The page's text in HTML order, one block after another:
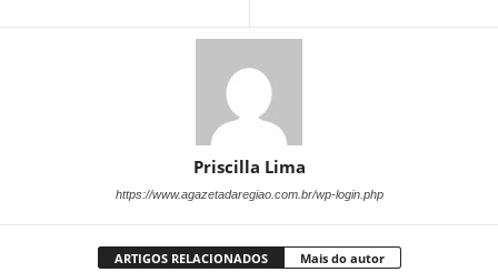
Priscilla Lima
https://www.agazetadaregiao.com.br/wp-login.php
ARTIGOS RELACIONADOS Mais do autor